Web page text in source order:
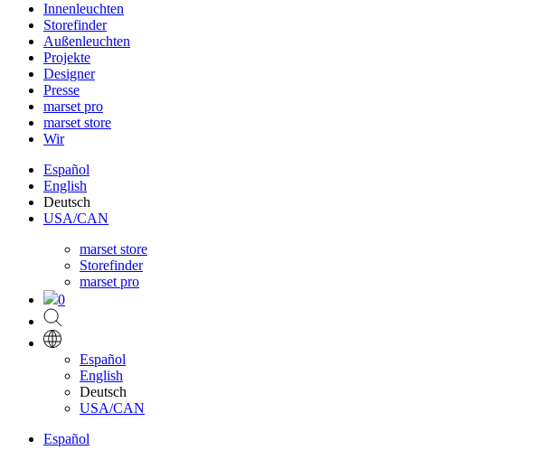
Innenleuchten
Storefinder
Außenleuchten
Projekte
Designer
Presse
marset pro
marset store
Wir
Español
English
Deutsch
USA/CAN
marset store
Storefinder
marset pro
0
Español
English
Deutsch
USA/CAN
Español